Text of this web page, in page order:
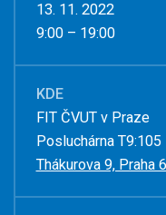
13. 11. 2022
9:00 – 19:00
KDE
FIT ČVUT v Praze
Posluchárna T9:105
Thákurova 9, Praha 6